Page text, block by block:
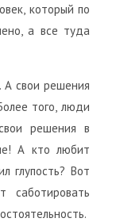
который по
а все туда
А свои решения
того, люди
решения в
А кто любит
глупость? Вот
саботировать